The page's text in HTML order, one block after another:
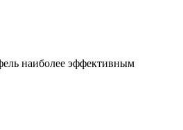
наиболее эффективным